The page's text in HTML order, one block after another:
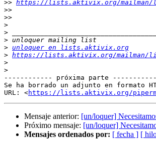
>> https://lists.aktivix.org/mailman/
>>
>>
>
>
>
> unloquer en lists.aktivix.org
> https://lists.aktivix.org/mailman/
>
>
------------ próxima parte
Se ha borrado un adjunto en formato
URL: <https://lists.aktivix.org/
Mensaje anterior: [un/loquer]
Próximo mensaje: [un/loquer]
Mensajes ordenados por: [ fecha ] [